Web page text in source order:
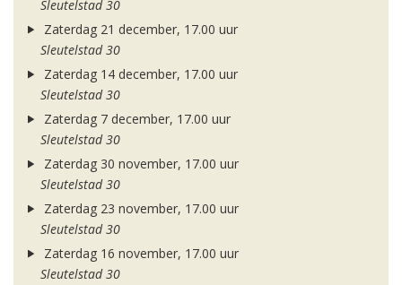
Sleutelstad 30
Zaterdag 21 december, 17.00 uur
Sleutelstad 30
Zaterdag 14 december, 17.00 uur
Sleutelstad 30
Zaterdag 7 december, 17.00 uur
Sleutelstad 30
Zaterdag 30 november, 17.00 uur
Sleutelstad 30
Zaterdag 23 november, 17.00 uur
Sleutelstad 30
Zaterdag 16 november, 17.00 uur
Sleutelstad 30